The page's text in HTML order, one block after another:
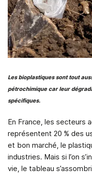
Les bioplastiques sont tout
pétrochimique car leur
spécifiques.
En France, les secteurs
représentent 20 % des
et bon marché, le
industries. Mais si l’on
vie, le tableau